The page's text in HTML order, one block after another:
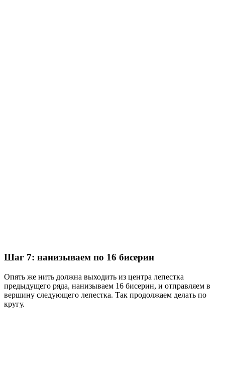
Шаг 7: нанизываем по 16 бисерин
Опять же нить должна выходить из центра лепестка
предыдущего ряда, нанизываем 16 бисерин, и отправляем в
вершину следующего лепестка. Так продолжаем делать по
кругу.